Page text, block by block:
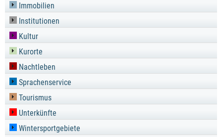
Immobilien
Institutionen
Kultur
Kurorte
Nachtleben
Sprachenservice
Tourismus
Unterkünfte
Wintersportgebiete